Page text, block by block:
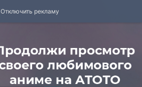
Отключить рекламу